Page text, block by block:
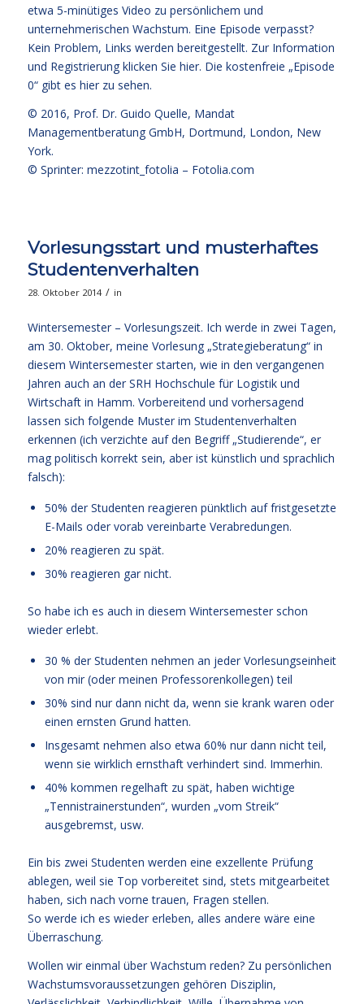
etwa 5-minütiges Video zu persönlichem und
unternehmerischen Wachstum. Eine Episode verpasst?
Kein Problem, Links werden bereitgestellt. Zur Information
und Registrierung klicken Sie hier. Die kostenfreie „Episode
0“ gibt es hier zu sehen.
© 2016, Prof. Dr. Guido Quelle, Mandat
Managementberatung GmbH, Dortmund, London, New
York.
© Sprinter: mezzotint_fotolia – Fotolia.com
Vorlesungsstart und musterhaftes
Studentenverhalten
28. Oktober 2014 / in
Wintersemester – Vorlesungszeit. Ich werde in zwei Tagen,
am 30. Oktober, meine Vorlesung „Strategieberatung“ in
diesem Wintersemester starten, wie in den vergangenen
Jahren auch an der SRH Hochschule für Logistik und
Wirtschaft in Hamm. Vorbereitend und vorhersagend
lassen sich folgende Muster im Studentenverhalten
erkennen (ich verzichte auf den Begriff „Studierende“, er
mag politisch korrekt sein, aber ist künstlich und sprachlich
falsch):
50% der Studenten reagieren pünktlich auf fristgesetzte
E-Mails oder vorab vereinbarte Verabredungen.
20% reagieren zu spät.
30% reagieren gar nicht.
So habe ich es auch in diesem Wintersemester schon
wieder erlebt.
30 % der Studenten nehmen an jeder Vorlesungseinheit
von mir (oder meinen Professorenkollegen) teil
30% sind nur dann nicht da, wenn sie krank waren oder
einen ernsten Grund hatten.
Insgesamt nehmen also etwa 60% nur dann nicht teil,
wenn sie wirklich ernsthaft verhindert sind. Immerhin.
40% kommen regelhaft zu spät, haben wichtige
„Tennistrainerstunden“, wurden „vom Streik“
ausgebremst, usw.
Ein bis zwei Studenten werden eine exzellente Prüfung
ablegen, weil sie Top vorbereitet sind, stets mitgearbeitet
haben, sich nach vorne trauen, Fragen stellen.
So werde ich es wieder erleben, alles andere wäre eine
Überraschung.
Wollen wir einmal über Wachstum reden? Zu persönlichen
Wachstumsvoraussetzungen gehören Disziplin,